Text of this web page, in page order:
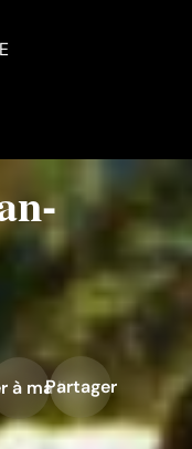
à ma liste
Partager